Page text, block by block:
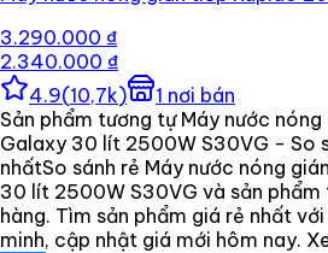
3.290.000 ₫
2.340.000 ₫
4.9(10,7k) 1 nơi bán
Sản phẩm tương tự Máy nước nóng
Galaxy 30 lít 2500W S30VG - So
nhấtSo sánh rẻ Máy nước nóng
30 lít 2500W S30VG và sản phẩm
hàng. Tìm sản phẩm giá rẻ nhất
minh, cập nhật giá mới hôm nay.